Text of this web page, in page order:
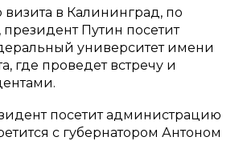
визита в Калининград, по
Путин посетит
университет имени
где проведет встречу и
посетит администрацию
с губернатором Антоном